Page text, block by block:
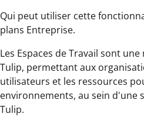
Qui peut utiliser cette
plans Entreprise.
Les Espaces de Travail sont
Tulip, permettant aux
utilisateurs et les ressources
environnements, au sein d'une
Tulip.